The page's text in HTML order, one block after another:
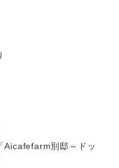
Aicafefarm別邸～ドッ